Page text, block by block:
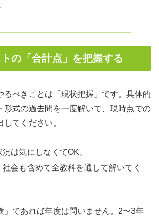
の「合計点」を把握する
るべきことは「現状把握」です。具体的
形式の過去問を一度解いて、現時点での
てください。
は気にしなくてOK。
会も含めて全教科を通して解いてく
」であれば年度は問いません。2〜3年